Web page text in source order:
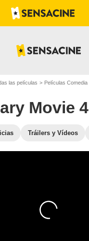
las películas Películas Comedia
Movie 4
Tráilers y Vídeos